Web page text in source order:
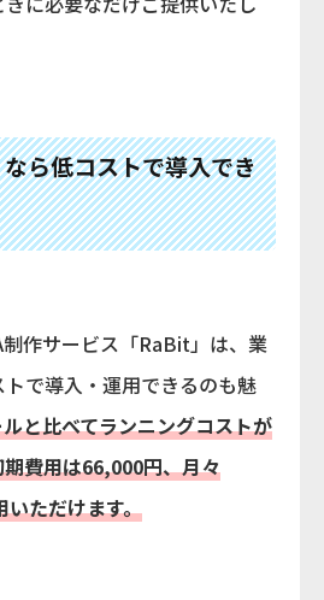
ら低コストで導入でき
作サービス「RaBit」は、業
で導入・運用できるのも魅
と比べてランニングコストが
費用は66,000円、月々
ただけます。